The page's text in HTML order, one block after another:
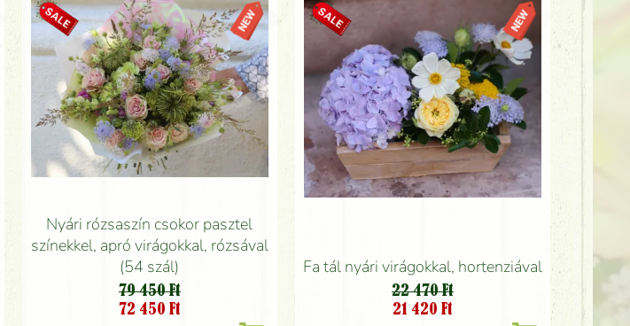
Nyári rózsaszín csokor pasztel
színekkel, apró virágokkal, rózsával
(54 szál)
79 450 Ft
72 450 Ft
Fa tál nyári virágokkal, hortenziával
22 470 Ft
21 420 Ft